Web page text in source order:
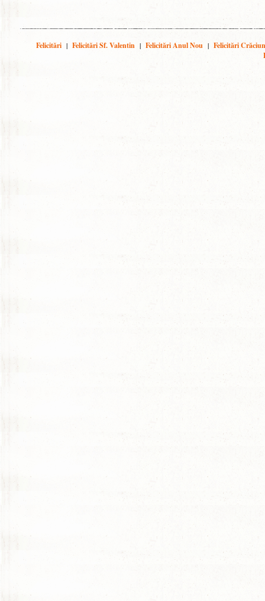
Felicitări | Felicitări Sf. Valentin | Felicitări Anul Nou | Felicitări